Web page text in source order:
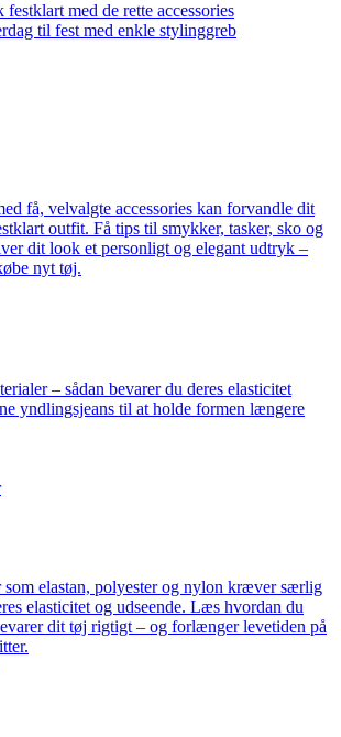
med de rette accessories
til fest med enkle stylinggreb
få, velvalgte accessories kan forvandle dit
outfit. Få tips til smykker, tasker, sko og
dit look et personligt og elegant udtryk –
nyt tøj.
– sådan bevarer du deres elasticitet
yndlingsjeans til at holde formen længere
som elastan, polyester og nylon kræver særlig
elasticitet og udseende. Læs hvordan du
dit tøj rigtigt – og forlænger levetiden på